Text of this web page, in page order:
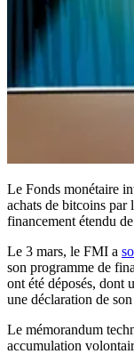
Le Fonds monétaire
achats de bitcoins par
financement étendu
Le 3 mars, le FMI a
son programme de
ont été déposés, dont
une déclaration de
Le mémorandum
accumulation